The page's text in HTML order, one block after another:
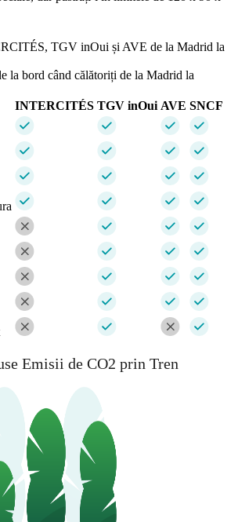
TGV inOui și AVE de la Madrid la
la bord când călătoriți de la Madrid la
INTERCITÉS TGV inOui AVE SNCF
Emisii de CO2 prin Tren